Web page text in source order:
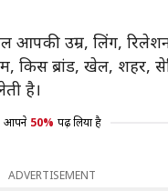
आपकी उम्र, लिंग,
ब्रांड, खेल, शहर,
है।
आपने 50% पढ़ लिया है
ADVERTISEMENT